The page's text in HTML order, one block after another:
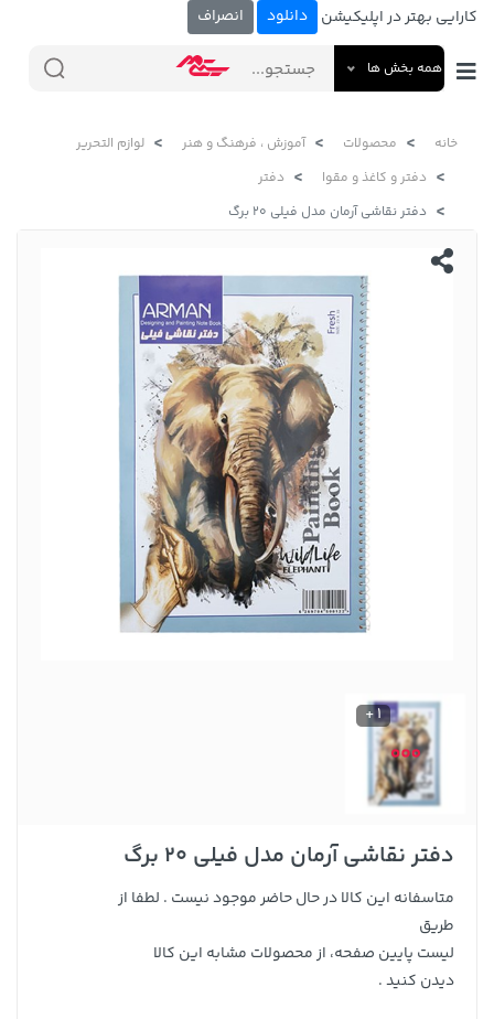
کارایی بهتر در اپلیکیشن دانلود انصراف
همه بخش ها
خانه محصولات آموزش ، فرهنگ و هنر
لوازم التحریر
دفتر و کاغذ و مقوا
دفتر
دفتر نقاشی آرمان مدل فیلی 20 برگ
1 +
دفتر نقاشی آرمان مدل فیلی 20 برگ
متاسفانه این کالا در حال حاضر موجود نیست . لطفا از
طریق
لیست پایین صفحه، از محصولات مشابه این کالا
دیدن کنید .